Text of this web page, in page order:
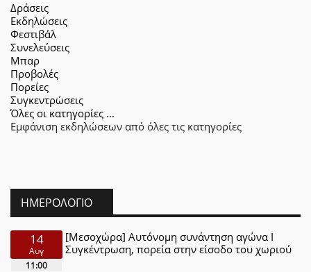
Δράσεις
Εκδηλώσεις
Φεστιβάλ
Συνελεύσεις
Μπαρ
Προβολές
Πορείες
Συγκεντρώσεις
Όλες οι κατηγορίες ...
Εμφάνιση εκδηλώσεων από όλες τις κατηγορίες
ΗΜΕΡΟΛΌΓΙΟ
14
Αυγ
11:00
[Μεσοχώρα] Αυτόνομη συνάντηση αγώνα Ι
Συγκέντρωση, πορεία στην είσοδο του χωριού